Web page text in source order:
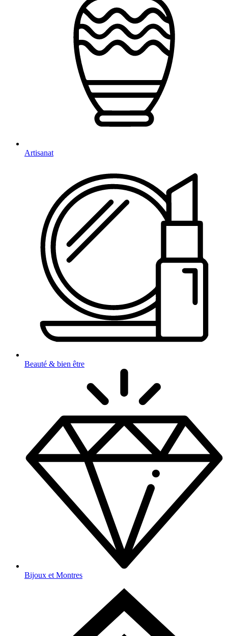
Artisanat
Beauté & bien être
Bijoux et Montres